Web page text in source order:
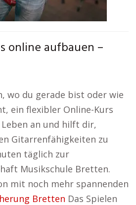
online aufbauen –
wo du gerade bist oder wie
ein flexibler Online-Kurs
an und hilft dir,
Gitarrenfähigkeiten zu
täglich zur
Musikschule Bretten.
mit noch mehr spannenden
Bretten Das Spielen